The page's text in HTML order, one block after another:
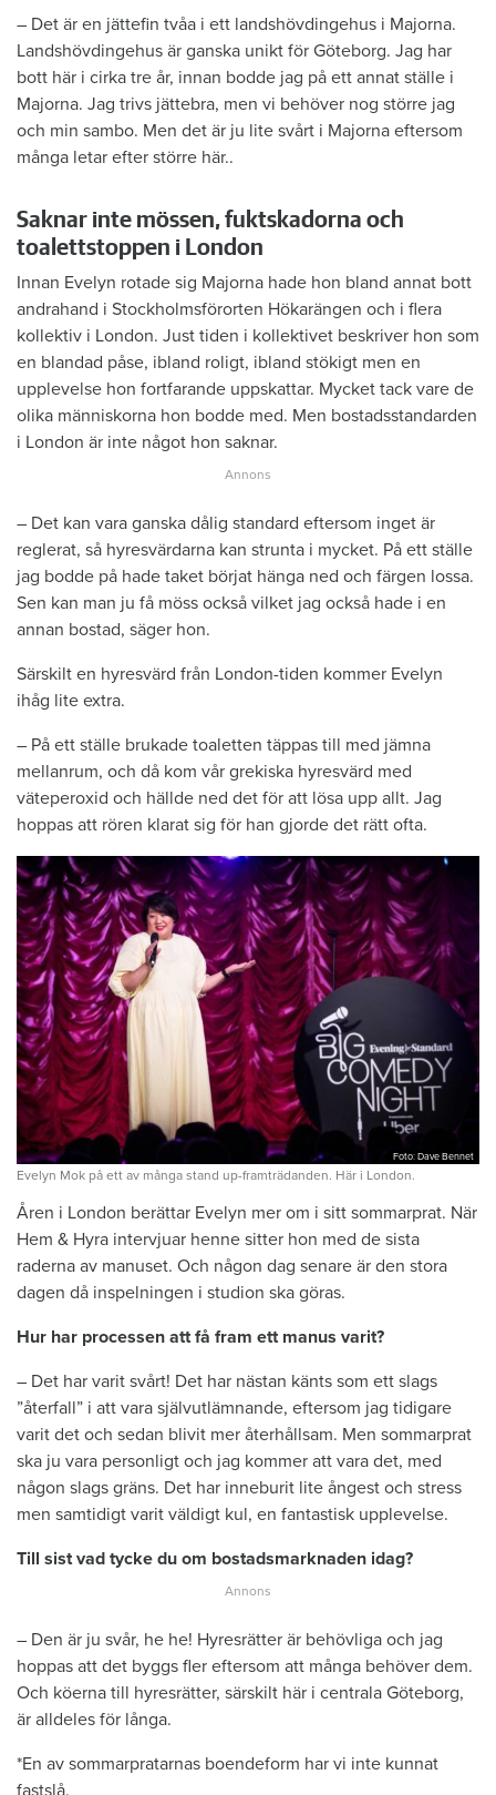
– Det är en jättefin tvåa i ett landshövdingehus i Majorna.
Landshövdingehus är ganska unikt för Göteborg. Jag har
bott här i cirka tre år, innan bodde jag på ett annat ställe i
Majorna. Jag trivs jättebra, men vi behöver nog större jag
och min sambo. Men det är ju lite svårt i Majorna eftersom
många letar efter större här..
Saknar inte mössen, fuktskadorna och
toalettstoppen i London
Innan Evelyn rotade sig Majorna hade hon bland annat bott
andrahand i Stockholmsförorten Hökarängen och i flera
kollektiv i London. Just tiden i kollektivet beskriver hon som
en blandad påse, ibland roligt, ibland stökigt men en
upplevelse hon fortfarande uppskattar. Mycket tack vare de
olika människorna hon bodde med. Men bostadsstandarden
i London är inte något hon saknar.
– Det kan vara ganska dålig standard eftersom inget är
reglerat, så hyresvärdarna kan strunta i mycket. På ett ställe
jag bodde på hade taket börjat hänga ned och färgen lossa.
Sen kan man ju få möss också vilket jag också hade i en
annan bostad, säger hon.
Särskilt en hyresvärd från London-tiden kommer Evelyn
ihåg lite extra.
– På ett ställe brukade toaletten täppas till med jämna
mellanrum, och då kom vår grekiska hyresvärd med
väteperoxid och hällde ned det för att lösa upp allt. Jag
hoppas att rören klarat sig för han gjorde det rätt ofta.
Foto: Dave Bennet
Evelyn Mok på ett av många stand up-framträdanden. Här i London.
Åren i London berättar Evelyn mer om i sitt sommarprat. När
Hem & Hyra intervjuar henne sitter hon med de sista
raderna av manuset. Och någon dag senare är den stora
dagen då inspelningen i studion ska göras.
Hur har processen att få fram ett manus varit?
– Det har varit svårt! Det har nästan känts som ett slags
”återfall” i att vara självutlämnande, eftersom jag tidigare
varit det och sedan blivit mer återhållsam. Men sommarprat
ska ju vara personligt och jag kommer att vara det, med
någon slags gräns. Det har inneburit lite ångest och stress
men samtidigt varit väldigt kul, en fantastisk upplevelse.
Till sist vad tycke du om bostadsmarknaden idag?
– Den är ju svår, he he! Hyresrätter är behövliga och jag
hoppas att det byggs fler eftersom att många behöver dem.
Och köerna till hyresrätter, särskilt här i centrala Göteborg,
är alldeles för långa.
*En av sommarpratarnas boendeform har vi inte kunnat